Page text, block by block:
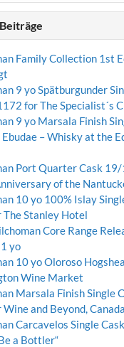
Family Collection 1st
9 yo Spätburgunder
for The Specialist´s
9 yo Marsala Finish
– Whisky at the
Port Quarter Cask
of the
10 yo 100% Islay
Stanley Hotel
Core Range
yo
10 yo Oloroso
Wine Market
Marsala Finish Single
and Beyond, Canada
Carcavelos Single
a Bottler“